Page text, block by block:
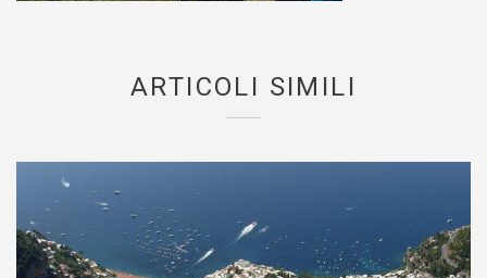
ARTICOLI SIMILI